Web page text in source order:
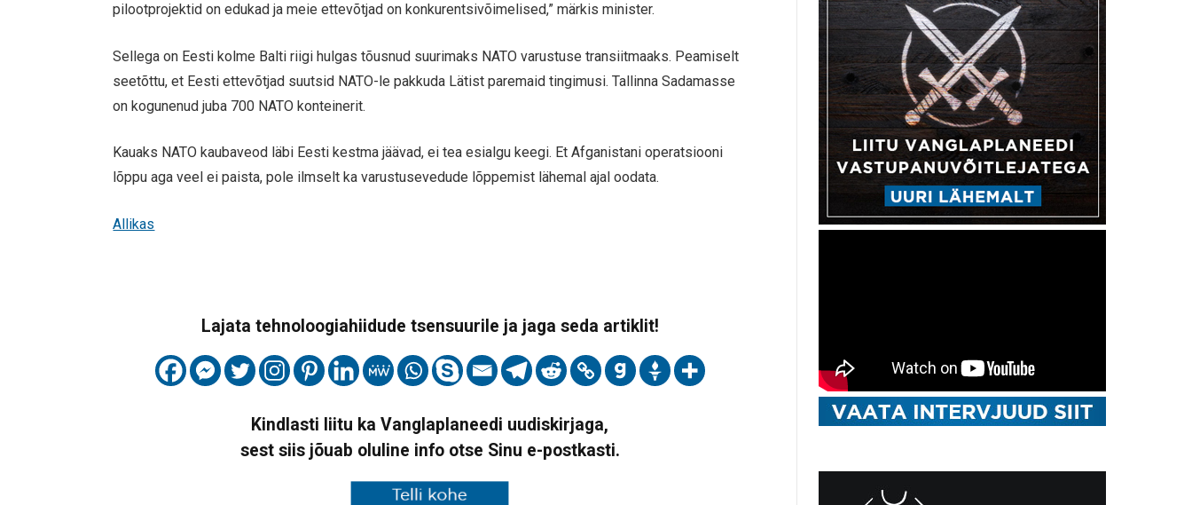
pilootprojektid on edukad ja meie ettevõtjad on konkurentsivõimelised,” märkis minister.
Sellega on Eesti kolme Balti riigi hulgas tõusnud suurimaks NATO varustuse transiitmaaks. Peamiselt
seetõttu, et Eesti ettevõtjad suutsid NATO-le pakkuda Lätist paremaid tingimusi. Tallinna Sadamasse
on kogunenud juba 700 NATO konteinerit.
Kauaks NATO kaubaveod läbi Eesti kestma jäävad, ei tea esialgu keegi. Et Afganistani operatsiooni
lõppu aga veel ei paista, pole ilmselt ka varustusevedude lõppemist lähemal ajal oodata.
Allikas
Lajata tehnoloogiahiidude tsensuurile ja jaga seda artiklit!
Kindlasti liitu ka Vanglaplaneedi uudiskirjaga,
sest siis jõuab oluline info otse Sinu e-postkasti.